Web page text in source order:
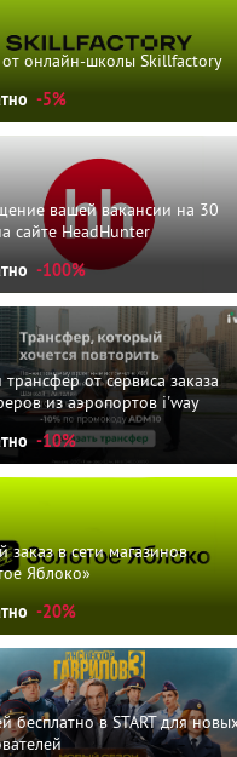
онлайн-школы Skillfactory
-5%
вашей вакансии на 30
сайте HeadHunter
-100%
от сервиса заказа
из аэропортов i'way
-10%
заказ в сети магазинов
Яблоко»
-20%
бесплатно в START для